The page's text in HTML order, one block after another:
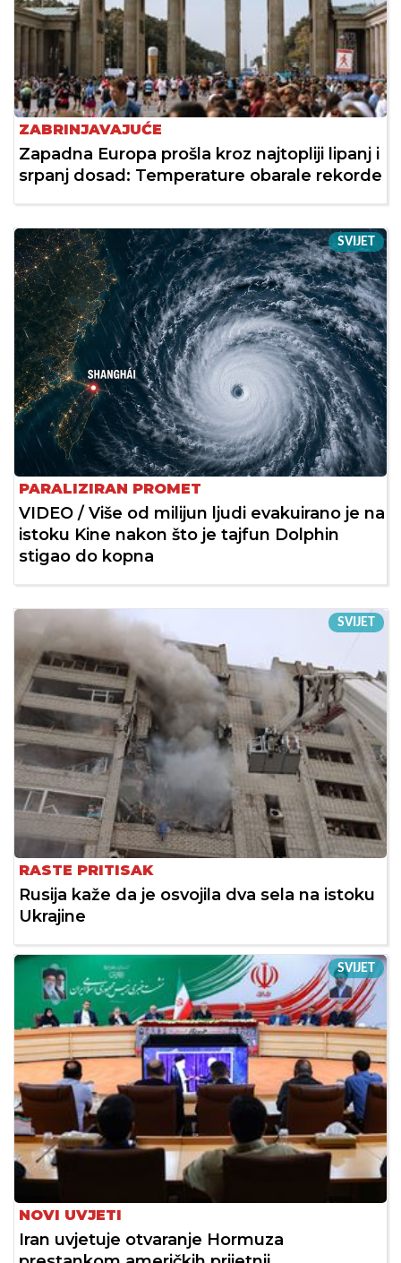
ZABRINJAVAJUĆE
Zapadna Europa prošla kroz najtopliji lipanj i
srpanj dosad: Temperature obarale rekorde
SVIJET
PARALIZIRAN PROMET
VIDEO / Više od milijun ljudi evakuirano je na
istoku Kine nakon što je tajfun Dolphin
stigao do kopna
SVIJET
RASTE PRITISAK
Rusija kaže da je osvojila dva sela na istoku
Ukrajine
SVIJET
NOVI UVJETI
Iran uvjetuje otvaranje Hormuza